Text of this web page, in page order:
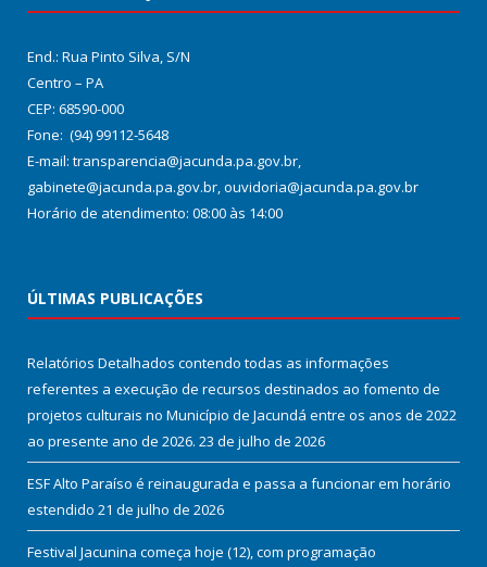
End.: Rua Pinto Silva, S/N
Centro – PA
CEP: 68590-000
Fone: (94) 99112-5648
E-mail: transparencia@jacunda.pa.gov.br,
gabinete@jacunda.pa.gov.br, ouvidoria@jacunda.pa.gov.br
Horário de atendimento: 08:00 às 14:00
ÚLTIMAS PUBLICAÇÕES
Relatórios Detalhados contendo todas as informações
referentes a execução de recursos destinados ao fomento de
projetos culturais no Município de Jacundá entre os anos de 2022
ao presente ano de 2026. 23 de julho de 2026
ESF Alto Paraíso é reinaugurada e passa a funcionar em horário
estendido 21 de julho de 2026
Festival Jacunina começa hoje (12), com programação